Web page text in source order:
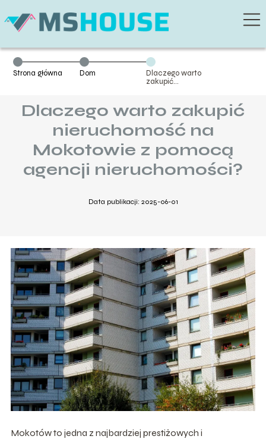
Strona główna Dom
Dlaczego warto
zakupić
pomocą agencji
nieruchomości?
Dlaczego warto zakupić
nieruchomość na
Mokotowie z pomocą
agencji nieruchomości?
Data publikacji: 2025-06-01
Mokotów to jedna z najbardziej prestiżowych i